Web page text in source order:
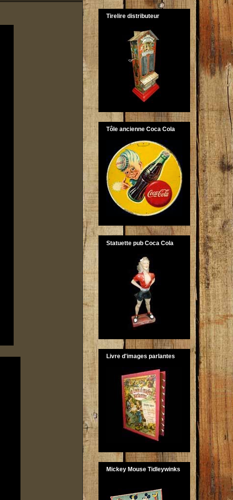
Tirelire distributeur
Tôle ancienne Coca Cola
Statuette pub Coca Cola
Livre d'images parlantes
Mickey Mouse Tidleywinks